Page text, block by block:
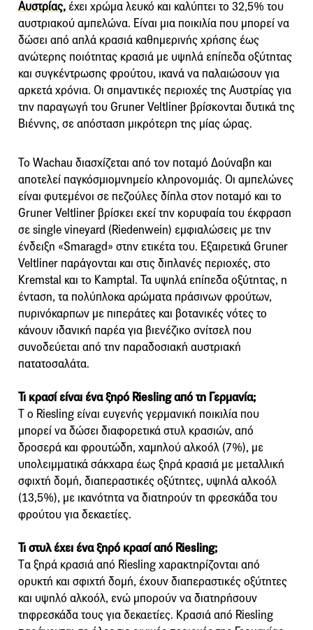
Αυστρίας, έχει χρώμα λευκό και καλύπτει το 32,5% του
αυστριακού αμπελώνα. Είναι μια ποικιλία που μπορεί να
δώσει από απλά κρασιά καθημερινής χρήσης έως
ανώτερης ποιότητας κρασιά με υψηλά επίπεδα οξύτητας
και συγκέντρωσης φρούτου, ικανά να παλαιώσουν για
αρκετά χρόνια. Οι σημαντικές περιοχές της Αυστρίας για
την παραγωγή του Gruner Veltliner βρίσκονται δυτικά της
Βιέννης, σε απόσταση μικρότερη της μίας ώρας.
Το Wachau διασχίζεται από τον ποταμό Δούναβη και
αποτελεί παγκόσμιομνημείο κληρονομιάς. Οι αμπελώνες
είναι φυτεμένοι σε πεζούλες δίπλα στον ποταμό και τo
Gruner Veltliner βρίσκει εκεί την κορυφαία του έκφραση
σε single vineyard (Riedenwein) εμφιαλώσεις με την
ένδειξη «Smaragd» στην ετικέτα του. Εξαιρετικά Gruner
Veltliner παράγονται και στις διπλανές περιοχές, στο
Kremstal και το Kamptal. Τα υψηλά επίπεδα οξύτητας, η
ένταση, τα πολύπλοκα αρώματα πράσινων φρούτων,
πυρινόκαρπων με πιπεράτες και βοτανικές νότες το
κάνουν ιδανική παρέα για βιενέζικο σνίτσελ που
συνοδεύεται από την παραδοσιακή αυστριακή
πατατοσαλάτα.
Τι κρασί είναι ένα ξηρό Riesling από τη Γερμανία;
T o Riesling είναι ευγενής γερμανική ποικιλία που
μπορεί να δώσει διαφορετικά στυλ κρασιών, από
δροσερά και φρουτώδη, χαμηλού αλκοόλ (7%), με
υπολειμματικά σάκχαρα έως ξηρά κρασιά με μεταλλική
σφιχτή δομή, διαπεραστικές οξύτητες, υψηλά αλκοόλ
(13,5%), με ικανότητα να διατηρούν τη φρεσκάδα του
φρούτου για δεκαετίες.
Τι στυλ έχει ένα ξηρό κρασί από Riesling;
Tα ξηρά κρασιά από Riesling χαρακτηρίζονται από
ορυκτή και σφιχτή δομή, έχουν διαπεραστικές οξύτητες
και υψηλό αλκοόλ, ενώ μπορούν να διατηρήσουν
τηφρεσκάδα τους για δεκαετίες. Κρασιά από Riesling